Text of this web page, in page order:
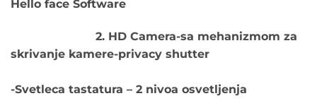
Hello face Software
2. HD Camera-sa mehanizmom za
skrivanje kamere-privacy shutter
-Svetleca tastatura – 2 nivoa osvetljenja